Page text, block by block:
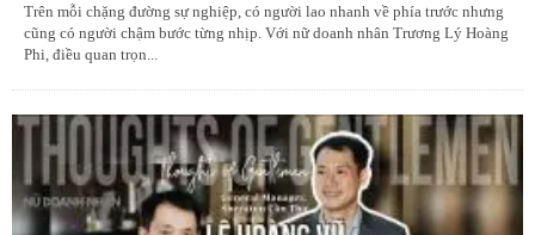
Trên mỗi chặng đường sự nghiệp, có người lao nhanh về phía trước nhưng
cũng có người chậm bước từng nhịp. Với nữ doanh nhân Trương Lý Hoàng
Phi, điều quan trọn